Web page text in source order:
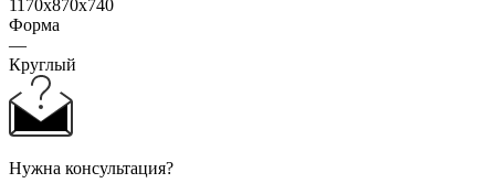
1170х870х740
Форма
—
Круглый
Нужна консультация?